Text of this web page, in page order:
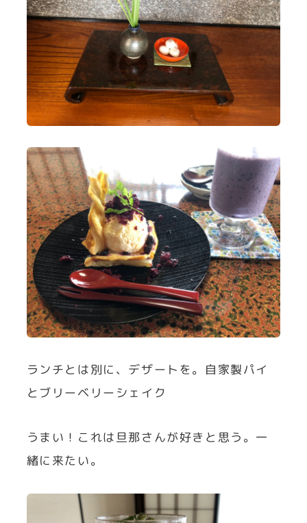
ランチとは別に、デザートを。自家製パイ
とブリーベリーシェイク
うまい！これは旦那さんが好きと思う。一
緒に来たい。